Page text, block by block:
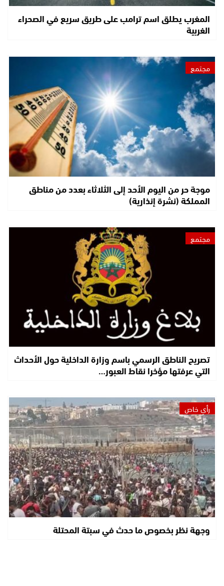
المغرب يطلق اسم ترامب على طريق سريع في الصحراء
الغربية
مجتمع
موجة حر من اليوم الأحد إلى الثلاثاء بعدد من مناطق
المملكة (نشرة إنذارية)
مجتمع
تصريح الناطق الرسمي باسم وزارة الداخلية حول الأحداث
التي عرفتها مؤخرا نقاط العبور…
رأي خاص
وجهة نظر بخصوص ما حدث في سبتة المحتلة